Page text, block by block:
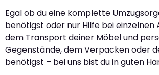
Egal ob du eine komplette
benötigst oder nur Hilfe bei einzelnen
dem Transport deiner Möbel und
Gegenstände, dem Verpacken oder
benötigst – bei uns bist du in guten